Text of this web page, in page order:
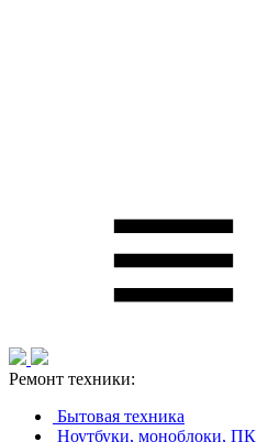
Ремонт техники:
Бытовая техника
Ноутбуки, моноблоки, ПК